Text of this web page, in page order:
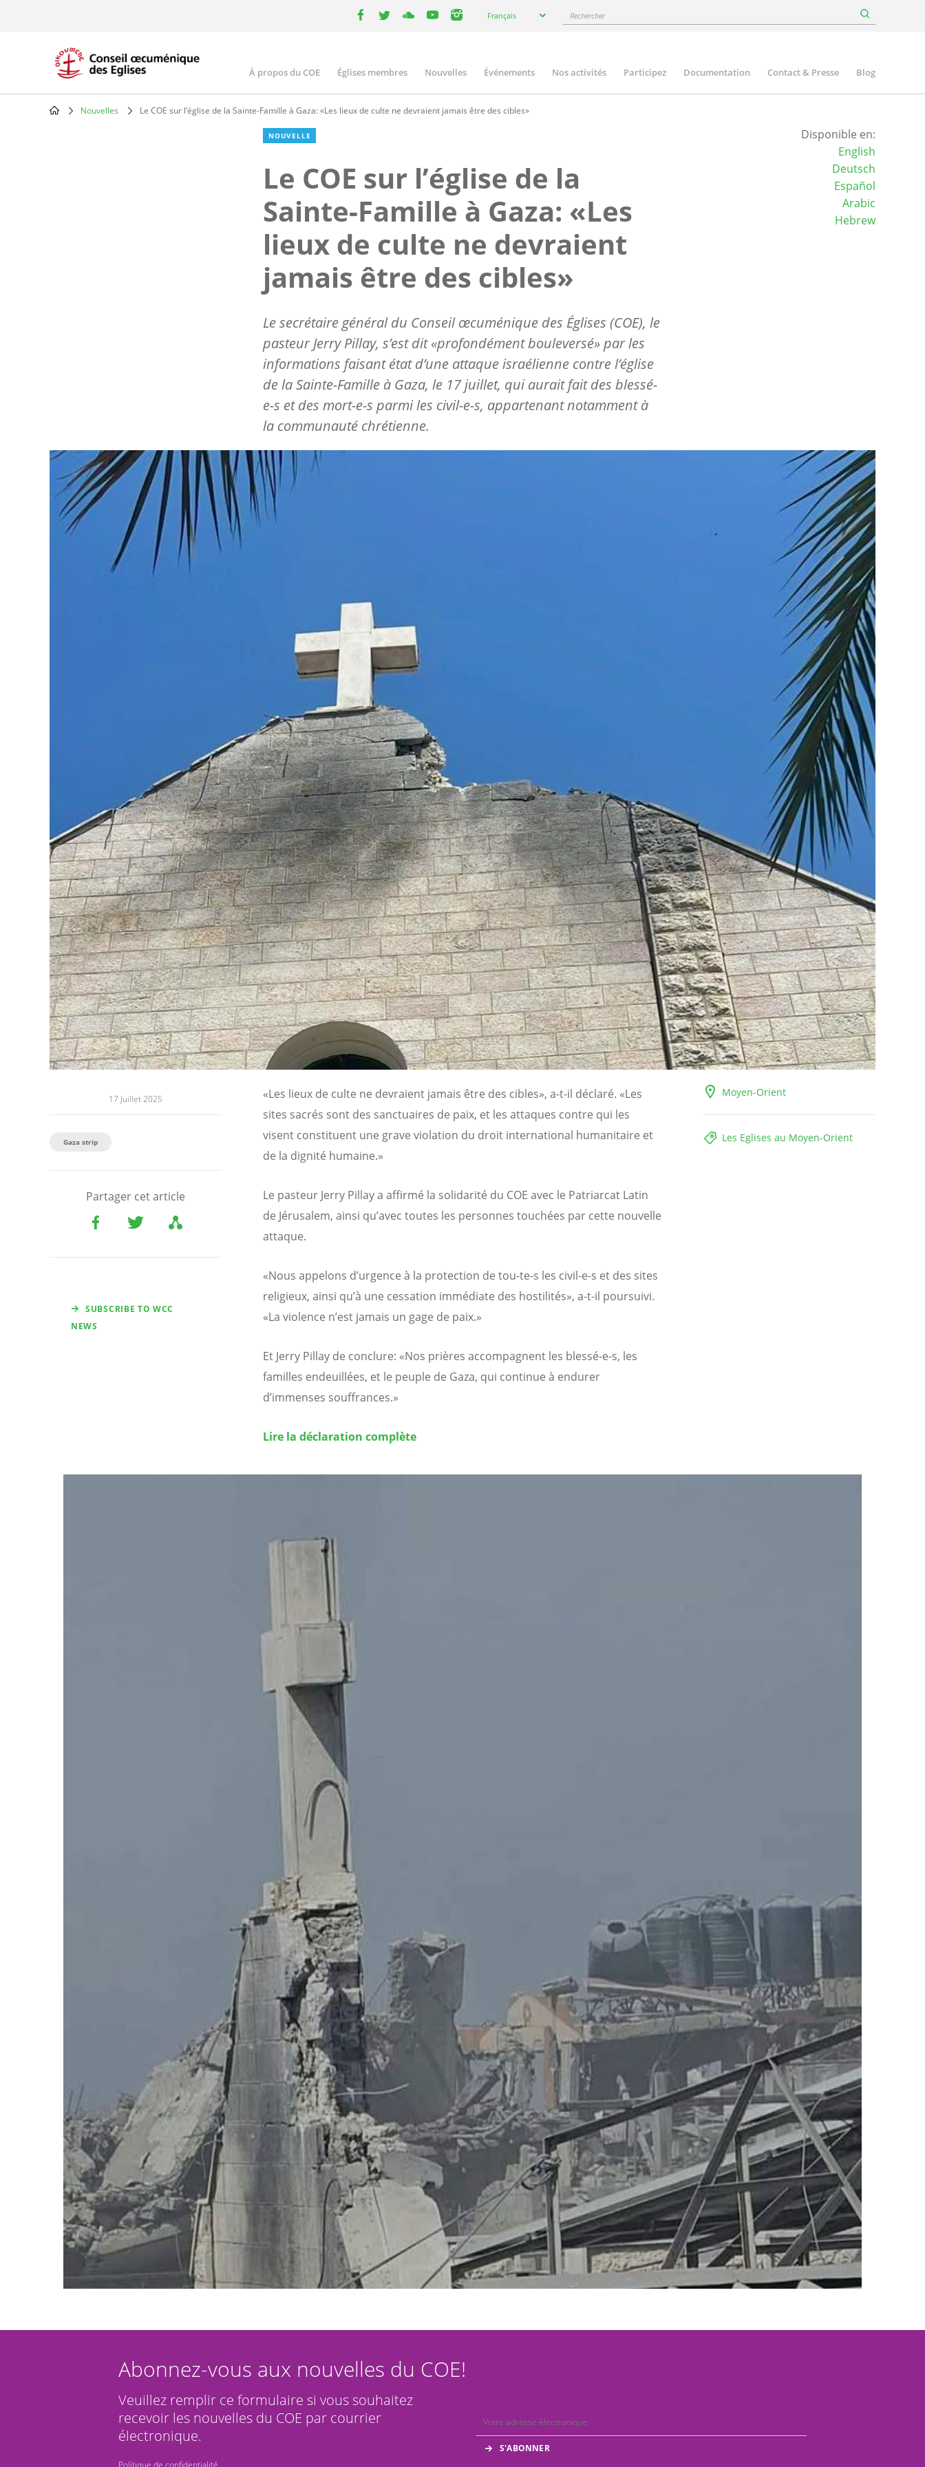
your
Français Rechercher
Main
navigation
À propos du COE Églises membres Nouvelles Événements Nos activités Participez Documentation Contact & Presse Blog
Nouvelles Le COE sur l’église de la Sainte-Famille à Gaza: «Les lieux de culte ne devraient jamais être des cibles»
NOUVELLE
Le COE sur l’église de la
Sainte-Famille à Gaza: «Les
lieux de culte ne devraient
jamais être des cibles»
Le secrétaire général du Conseil œcuménique des Églises (COE), le
pasteur Jerry Pillay, s’est dit «profondément bouleversé» par les
informations faisant état d’une attaque israélienne contre l’église
de la Sainte-Famille à Gaza, le 17 juillet, qui aurait fait des blessé-
e-s et des mort-e-s parmi les civil-e-s, appartenant notamment à
la communauté chrétienne.
Disponible en:
English
Deutsch
Español
Arabic
Hebrew
Image
17 Juillet 2025
Gaza strip
Partager cet article
SUBSCRIBE TO WCC
NEWS
Moyen-Orient
Les Eglises au Moyen-Orient
«Les lieux de culte ne devraient jamais être des cibles», a-t-il déclaré. «Les
sites sacrés sont des sanctuaires de paix, et les attaques contre qui les
visent constituent une grave violation du droit international humanitaire et
de la dignité humaine.»
Le pasteur Jerry Pillay a affirmé la solidarité du COE avec le Patriarcat Latin
de Jérusalem, ainsi qu’avec toutes les personnes touchées par cette nouvelle
attaque.
«Nous appelons d’urgence à la protection de tou-te-s les civil-e-s et des sites
religieux, ainsi qu’à une cessation immédiate des hostilités», a-t-il poursuivi.
«La violence n’est jamais un gage de paix.»
Et Jerry Pillay de conclure: «Nos prières accompagnent les blessé-e-s, les
familles endeuillées, et le peuple de Gaza, qui continue à endurer
d’immenses souffrances.»
Lire la déclaration complète
Abonnez-vous aux nouvelles du COE!
Veuillez remplir ce formulaire si vous souhaitez
recevoir les nouvelles du COE par courrier
électronique.
Politique de confidentialité